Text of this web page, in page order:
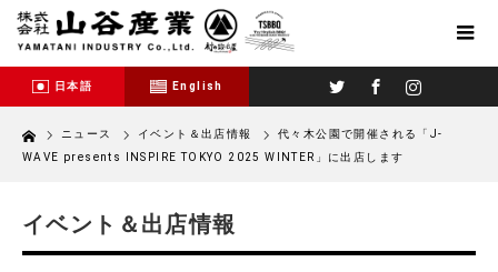
日本語 English
Home ニュース イベント＆出店情報
代々木公園で開催される「J-
WAVE presents INSPIRE TOKYO 2025 WINTER」に出店します
イベント＆出店情報